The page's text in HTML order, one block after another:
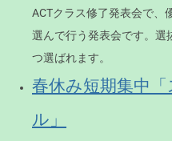
ACTクラス修了発表会で、
選んで行う発表会です。選
つ選ばれます。
春休み短期集中
ル」